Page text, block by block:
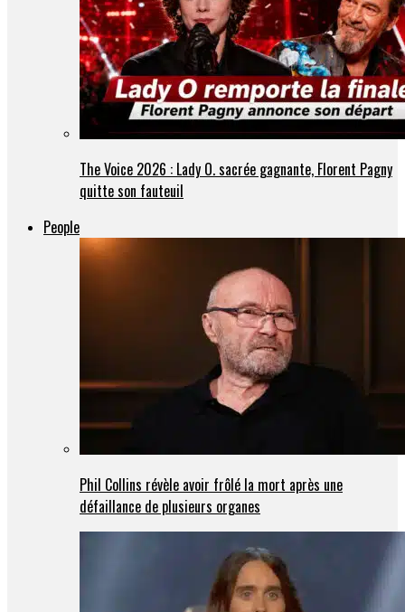
The Voice 2026 : Lady O. sacrée gagnante, Florent Pagny
quitte son fauteuil
People
Phil Collins révèle avoir frôlé la mort après une
défaillance de plusieurs organes